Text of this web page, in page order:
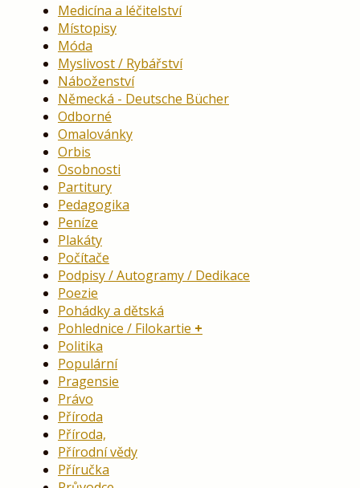
Medicína a léčitelství
Místopisy
Móda
Myslivost / Rybářství
Náboženství
Německá - Deutsche Bücher
Odborné
Omalovánky
Orbis
Osobnosti
Partitury
Pedagogika
Peníze
Plakáty
Počítače
Podpisy / Autogramy / Dedikace
Poezie
Pohádky a dětská
Pohlednice / Filokartie
Politika
Populární
Pragensie
Právo
Příroda
Příroda,
Přírodní vědy
Příručka